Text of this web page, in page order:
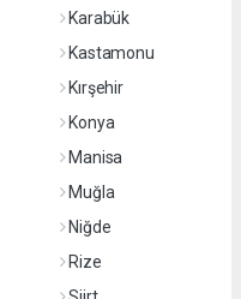
Karabük
Kastamonu
Kırşehir
Konya
Manisa
Muğla
Niğde
Rize